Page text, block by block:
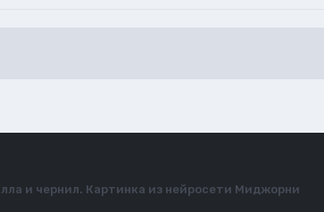
и чернил. Картинка из нейросети Миджорни